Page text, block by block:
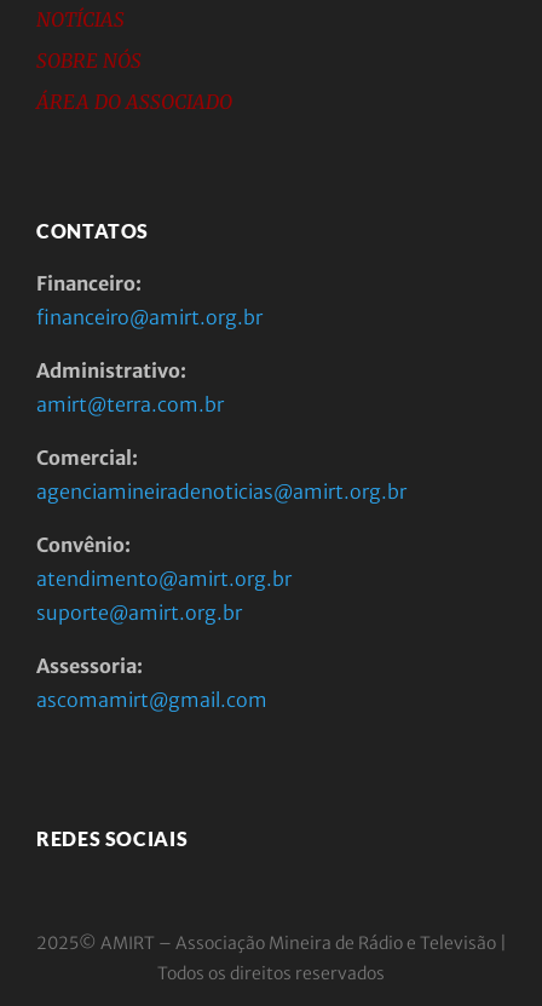
NOTÍCIAS
SOBRE NÓS
ÁREA DO ASSOCIADO
CONTATOS
Financeiro:
financeiro@amirt.org.br
Administrativo:
amirt@terra.com.br
Comercial:
agenciamineiradenoticias@amirt.org.br
Convênio:
atendimento@amirt.org.br
suporte@amirt.org.br
Assessoria:
ascomamirt@gmail.com
REDES SOCIAIS
2025© AMIRT – Associação Mineira de Rádio e Televisão |
Todos os direitos reservados